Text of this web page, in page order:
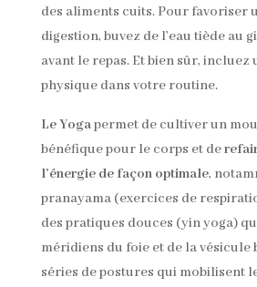
des aliments cuits. Pour favoriser
digestion, buvez de l’eau tiède au
avant le repas. Et bien sûr, incluez
physique dans votre routine.
Le Yogapermet de cultiver un
bénéfique pour le corps et de
l’énergie de façon optimale,
pranayama (exercices de
des pratiques douces (yin yoga)
méridiens du foie et de la vésicule
séries de postures qui mobilisent